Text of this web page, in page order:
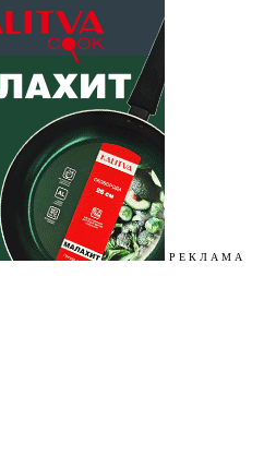
Р Е К Л А М А